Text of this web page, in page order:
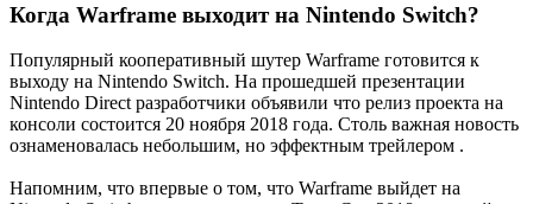
Когда Warframe выходит на Nintendo Switch?
Популярный кооперативный шутер Warframe готовится к
выходу на Nintendo Switch. На прошедшей презентации
Nintendo Direct разработчики объявили что релиз проекта на
консоли состоится 20 ноября 2018 года. Столь важная новость
ознаменовалась небольшим, но эффектным трейлером .
Напомним, что впервые о том, что Warframe выйдет на